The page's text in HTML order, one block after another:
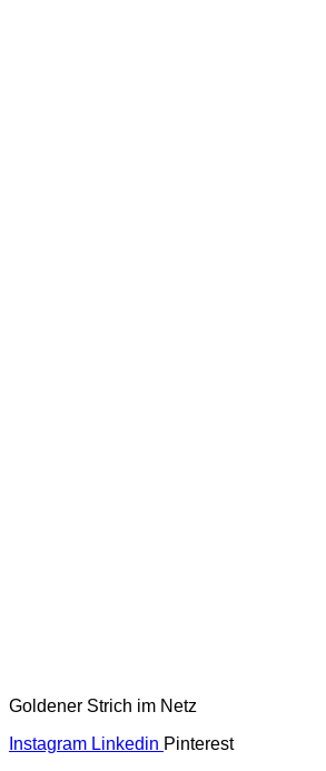
Goldener Strich im Netz
Instagram Linkedin Pinterest